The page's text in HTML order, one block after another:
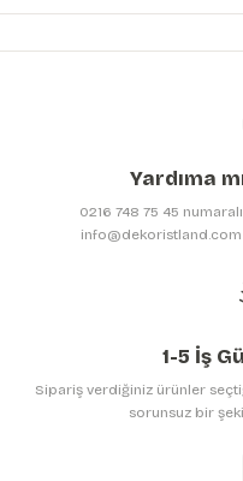
yetersiz gördüğünüz noktaları
Görüş ve önerileriniz için
Ürün resmi kalitesiz, bozuk
Ürün bilgilerinde hatalar
Yardıma
0216 748 75 45
1-5 İş
Sipariş verdiğiniz ürünler
sorunsuz bir